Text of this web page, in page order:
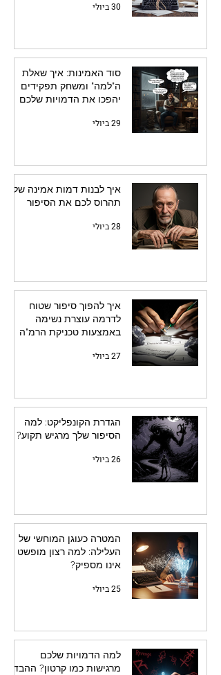
30 ביולי
סוד האמינות: איך שאלת
ה"למה" ומשחק תפקידים
יהפכו את הדמויות שלכם
29 ביולי
איך לבנות דמות אמינה שלא
תהרוס לכם את הסיפור
28 ביולי
איך להפוך סיפור שטוח
לדרמה עוצרת נשימה
באמצעות טכניקת הרמ"ה
27 ביולי
הגדרת הקונפליקט: למה
הסיפור שלך מרגיש תקוע?
26 ביולי
המטרה כעוגן המוחשי של
העלילה: למה רצון מופשט
אינו מספיק?
25 ביולי
למה הדמויות שלכם
מרגישות כמו קרטון? ההבדל